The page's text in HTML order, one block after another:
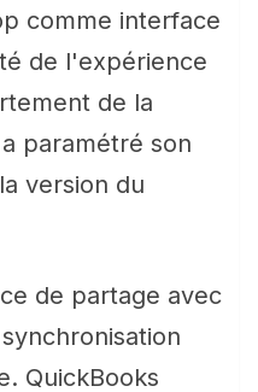
comme interface
de l'expérience
de la
paramétré son
version du
de partage avec
QuickBooks